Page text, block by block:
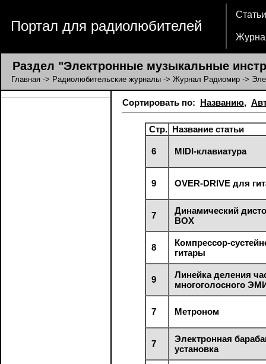
Портал для радиолюбителей
Статьи
Раздел "Электронные музыкальные
Главная -> Радиолюбительские журналы -> Журнал Радиомир ->
Сортировать по: Названию,
Стр. Название статьи
6 MIDI-клавиатура
9 OVER-DRIVE для
7
Динамический
BOX
8
Компрессор-
гитары
9
Линейка деления
многоголосного
7 Метроном
7
Электронная
установка